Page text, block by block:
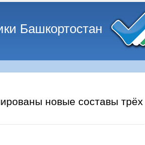
Башкортостан
новые составы трёх